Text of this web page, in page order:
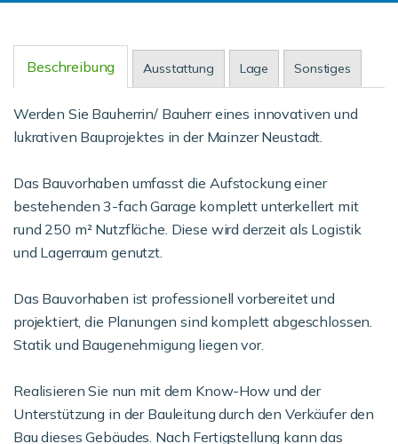
Beschreibung Ausstattung Lage Sonstiges
Werden Sie Bauherrin/ Bauherr eines innovativen und
lukrativen Bauprojektes in der Mainzer Neustadt.
Das Bauvorhaben umfasst die Aufstockung einer
bestehenden 3-fach Garage komplett unterkellert mit
rund 250 m² Nutzfläche. Diese wird derzeit als Logistik
und Lagerraum genutzt.
Das Bauvorhaben ist professionell vorbereitet und
projektiert, die Planungen sind komplett abgeschlossen.
Statik und Baugenehmigung liegen vor.
Realisieren Sie nun mit dem Know-How und der
Unterstützung in der Bauleitung durch den Verkäufer den
Bau dieses Gebäudes. Nach Fertigstellung kann das